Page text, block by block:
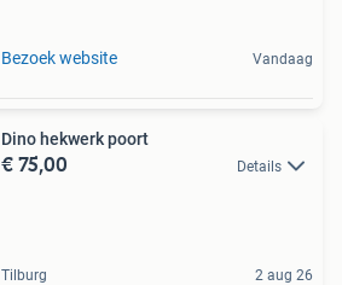
Bezoek website Vandaag
Dino hekwerk poort
€ 75,00 Details
Tilburg 2 aug 26